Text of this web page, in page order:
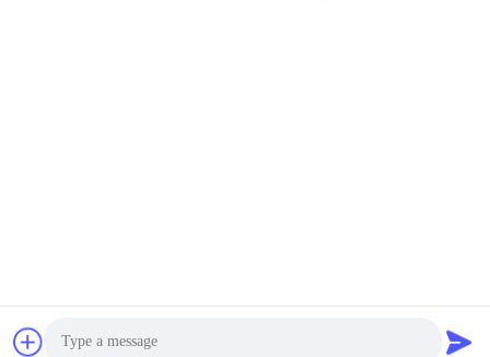
Guangzhou Xingchao Agriculture Machinery Co., Ltd.